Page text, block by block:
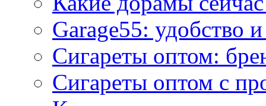
Garage55: удобство
Сигареты оптом:
Сигареты оптом с